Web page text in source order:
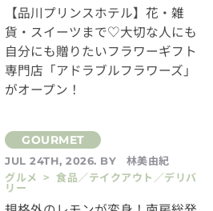
【品川プリンスホテル】花・雑
貨・スイーツまで♡大切な人にも
自分にも贈りたいフラワーギフト
専門店「アドラブルフラワーズ」
がオープン！
JUL 24TH, 2026. BY
林美由紀
グルメ > 食品／テイクアウト／デリバ
リー